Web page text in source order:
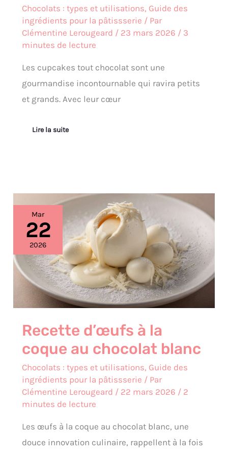
Chocolats : types et utilisations, Guide des
ingrédients pour la pâtissserie / Par
Clémentine Lerougeard / 23 mars 2026 / 3
minutes de lecture
Les cupcakes tout chocolat sont une
gourmandise incontournable qui ravira petits
et grands. Avec leur cœur
Lire la suite
Mar
22
2026
Recette d’œufs à la
coque au chocolat blanc
Chocolats : types et utilisations, Guide des
ingrédients pour la pâtissserie / Par
Clémentine Lerougeard / 22 mars 2026 / 2
minutes de lecture
Les œufs à la coque au chocolat blanc, une
douce innovation culinaire, rappellent à la fois
d’œufs
à
la
coque
au
chocolat
blanc